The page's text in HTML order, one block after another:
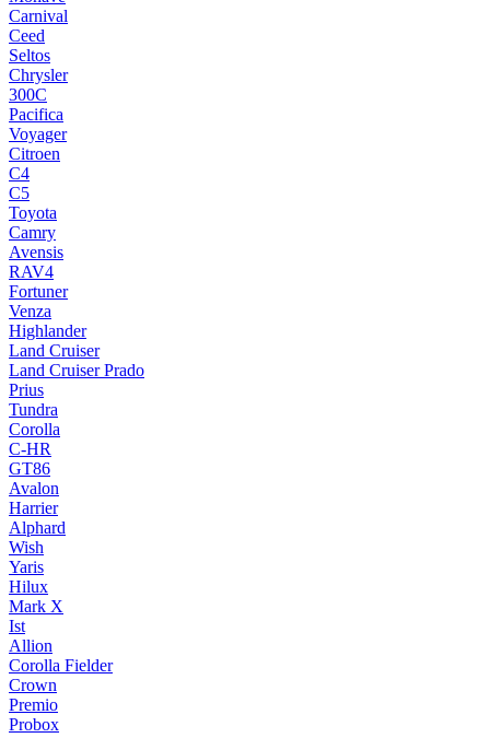
Carnival
Ceed
Seltos
Chrysler
300C
Pacifica
Voyager
Citroen
C4
C5
Toyota
Camry
Avensis
RAV4
Fortuner
Venza
Highlander
Land Cruiser
Land Cruiser Prado
Prius
Tundra
Corolla
C-HR
GT86
Avalon
Harrier
Alphard
Wish
Yaris
Hilux
Mark X
Ist
Allion
Corolla Fielder
Crown
Premio
Probox